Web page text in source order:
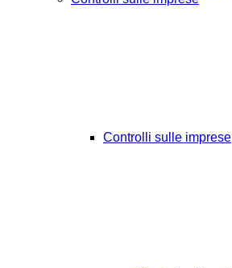
Controlli sulle imprese